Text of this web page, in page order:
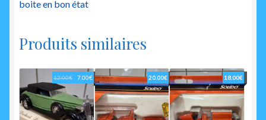
boite en bon état
Produits similaires
12.00€ Le
initial
était :
12.00€.
7.00€Le
prix
actuel
est :
7.00€.
20.00€ 18.00€